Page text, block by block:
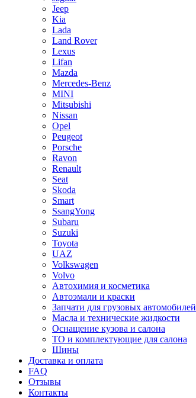
Jeep
Kia
Lada
Land Rover
Lexus
Lifan
Mazda
Mercedes-Benz
MINI
Mitsubishi
Nissan
Opel
Peugeot
Porsche
Ravon
Renault
Seat
Skoda
Smart
SsangYong
Subaru
Suzuki
Toyota
UAZ
Volkswagen
Volvo
Автохимия и косметика
Автоэмали и краски
Запчати для грузовых автомобилей
Масла и технические жидкости
Оснащение кузова и салона
ТО и комплектующие для салона
Шины
Доставка и оплата
FAQ
Отзывы
Контакты